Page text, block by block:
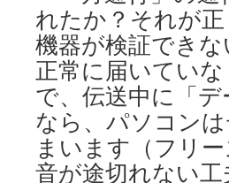
れたか？それが
機器が検証でき
正常に届いてい
で、伝送中に「
なら、パソコン
まいます（フリ
音が途切れない